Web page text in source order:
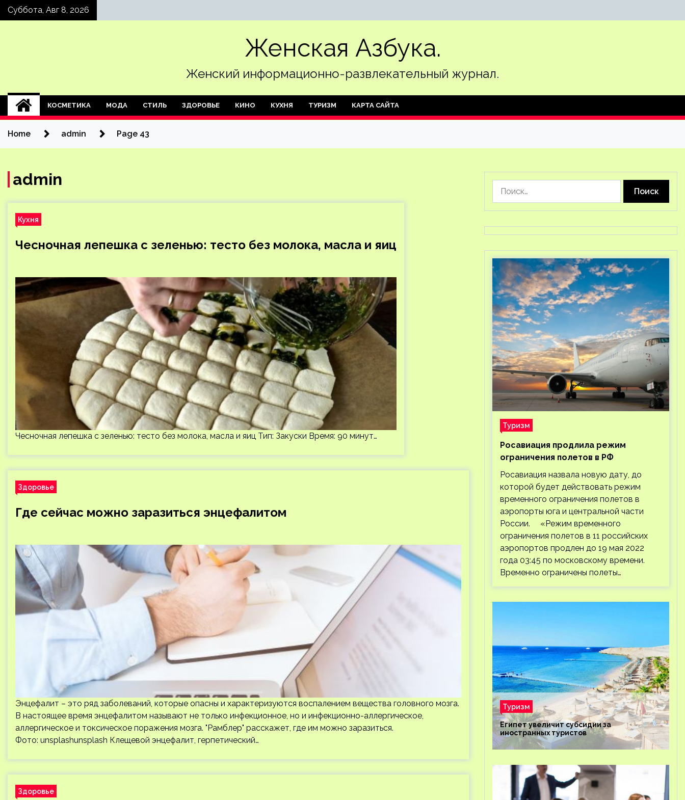
SkipСуббота, Авг 8, 2026
Женская Азбука.
Женский информационно-развлекательный журнал.
КОСМЕТИКА МОДА СТИЛЬ ЗДОРОВЬЕ КИНО КУХНЯ ТУРИЗМ КАРТА САЙТА
Home admin Page 43
admin
Кухня
Чесночная лепешка с зеленью: тесто без молока, масла и яиц
Чесночная лепешка с зеленью: тесто без молока, масла и яиц Тип: Закуски Время: 90 минут…
Здоровье
Где сейчас можно заразиться энцефалитом
Энцефалит – это ряд заболеваний, которые опасны и характеризуются воспалением вещества головного мозга.
В настоящее время энцефалитом называют не только инфекционное, но и инфекционно-аллергическое,
аллергическое и токсическое поражения мозга. "Рамблер" расскажет, где им можно заразиться.
Фото: unsplashunsplash Клещевой энцефалит, герпетический…
Здоровье
Туризм
Росавиация продлила режим
ограничения полетов в РФ
Росавиация назвала новую дату, до
которой будет действовать режим
временного ограничения полетов в
аэропорты юга и центральной части
России. «Режим временного
ограничения полетов в 11 российских
аэропортов продлен до 19 мая 2022
года 03:45 по московскому времени.
Временно ограничены полеты…
Туризм
Египет увеличит субсидии за
иностранных туристов